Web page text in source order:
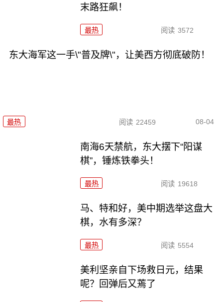
末路狂飙！
最热 阅读 3572
东大海军这一手\"普及牌\"，让美西方彻底破防！
最热 阅读 22459 08-04
南海6天禁航，东大摆下“阳谋
棋”，锤炼铁拳头！
最热 阅读 19618
马、特和好，美中期选举这盘大
棋，水有多深？
最热 阅读 5554
美利坚亲自下场救日元，结果
呢？回弹后又蔫了